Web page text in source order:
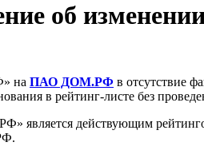
об
на ПАО ДОМ.РФ в отсутствие
в рейтинг-листе без
является действующим